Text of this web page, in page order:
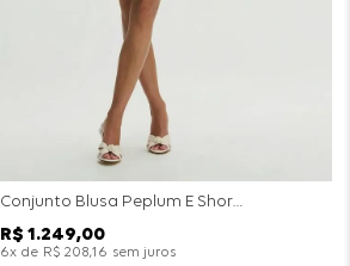
Conjunto Blusa Peplum E Short Saia Bicolor - Off White
R$ 1 .249,00
6x de R$ 208,16 sem juros